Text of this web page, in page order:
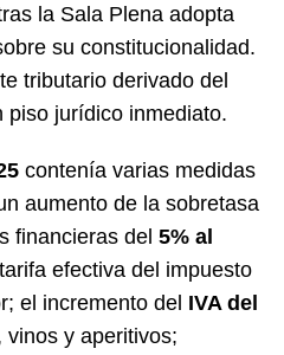
la Sala Plena adopta
su constitucionalidad.
tributario derivado del
piso jurídico inmediato.
contenía varias medidas
aumento de la sobretasa
financieras del 5% al
efectiva del impuesto
el incremento del IVA del
vinos y aperitivos;